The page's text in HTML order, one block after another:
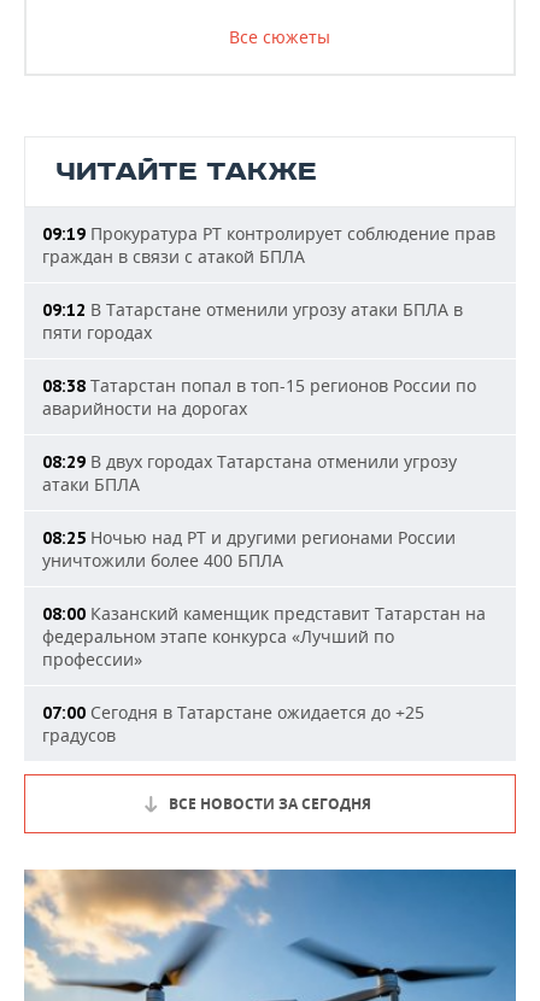
Все сюжеты
ЧИТАЙТЕ ТАКЖЕ
09:19 Прокуратура РТ контролирует соблюдение прав
граждан в связи с атакой БПЛА
09:12 В Татарстане отменили угрозу атаки БПЛА в
пяти городах
08:38 Татарстан попал в топ-15 регионов России по
аварийности на дорогах
08:29 В двух городах Татарстана отменили угрозу
атаки БПЛА
08:25 Ночью над РТ и другими регионами России
уничтожили более 400 БПЛА
08:00 Казанский каменщик представит Татарстан на
федеральном этапе конкурса «Лучший по
профессии»
07:00 Сегодня в Татарстане ожидается до +25
градусов
ВСЕ НОВОСТИ ЗА СЕГОДНЯ